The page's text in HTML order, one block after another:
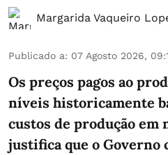
Margarida Vaqueiro
Publicado a: 07 Agosto 2026,
Os preços pagos ao
níveis historicamente
custos de produção em
justifica que o Governo